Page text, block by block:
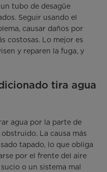
tubo de desagüe
Seguir usando el
causar daños por
costosas. Lo mejor es
y reparen la fuga, y
tira agua
agua por la parte de
La causa más
tapado, lo que obliga
por el frente del aire
o un sistema mal